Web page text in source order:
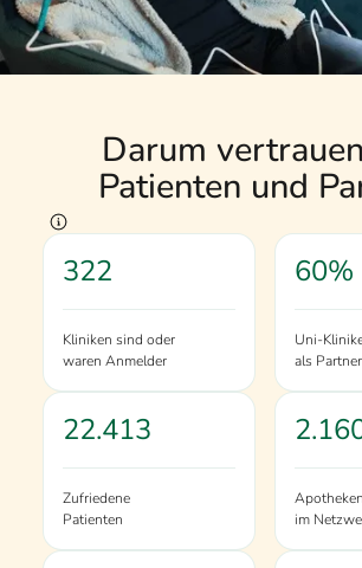
Darum
Patienten und
322
Kliniken sind oder
waren Anmelder
60%
Uni-
als Partner
22.413
Zufriedene
Patienten
Apotheken
im